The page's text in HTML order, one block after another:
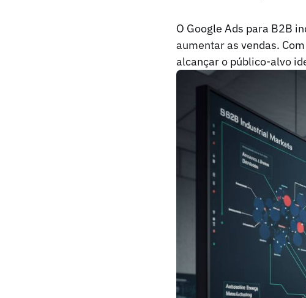
O Google Ads para B2B
aumentar as vendas.
alcançar o público-alvo